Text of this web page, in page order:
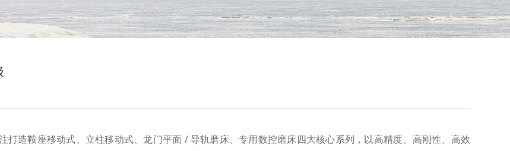
造鞍座移动式、立柱移动式、龙门平面 / 导轨磨床、专用数控磨床四大核心系列，以高精度、高刚性、高效